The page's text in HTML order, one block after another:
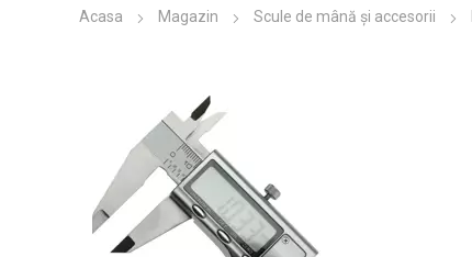
Acasa Magazin Scule de mână și accesorii